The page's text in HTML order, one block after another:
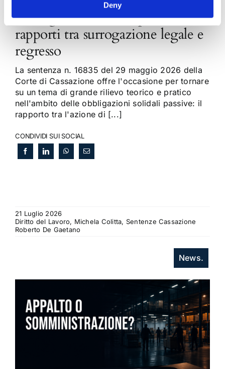
Deny
Obbligazioni solidali passive:
rapporti tra surrogazione legale e
regresso
La sentenza n. 16835 del 29 maggio 2026 della
Corte di Cassazione offre l'occasione per tornare
su un tema di grande rilievo teorico e pratico
nell'ambito delle obbligazioni solidali passive: il
rapporto tra l'azione di [...]
CONDIVIDI SUI SOCIAL
21 Luglio 2026
Diritto del Lavoro, Michela Colitta, Sentenze Cassazione
Roberto De Gaetano
News.